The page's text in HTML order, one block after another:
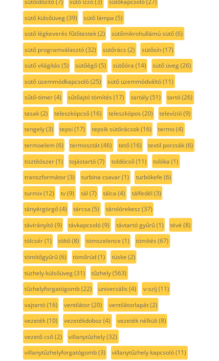
sütőidőzítő(7) sütő izzó(3) sütőkapcsoló(27)
sütő külsőüveg(39) sütő lámpa (5)
sütő légkeverés fűtőtestek(2) sütőmikrohullámú sütő(6)
sütő programválasztó(32) sütőrács (2) sütősín(17)
sütő világítás (5) sütőégő(5) sütőóra (14) sütő üveg(26)
sütő üzemmódkapcsoló(25) sütő üzemmódváltó(11)
sűtő-timer(4) sűtőajtó tömítés (17) tartály(51) tartó(26)
tasak(2) teleszkópcső(16) teleszkópos (20) televízió(9)
tengely(3) tepsi (17) tepsik sütőrácsok(16) termo(4)
termoelem(6) termosztát(46) tető(16) textil porzsák(6)
tisztítószer(1) tojástartó(7) toldócső(11) tolóka (1)
transzformátor(3) turbina csavar(1) turbókefe (6)
turmix(12) tv(9) tál (7) tálca (4) tálfedél (3)
tányérgörgő(4) tárcsa (5) tárolórekesz (37)
távirányító(9) távkapcsoló(9) távtartó gyűrű(1) tévé (8)
tölcsér(1) töltő(8) tömszelence (1) tömítés (67)
tömítőgyűrű(6) tömőrúd(1) tüske (2)
tüzhely külsőüveg(31) tűzhely(563)
tűzhelyforgatógomb(22) univerzális (4) v-szíj (11)
vajtartó(16) ventilátor(20) ventilátorlapát(2)
vezeték(10) vezetékdoboz (4) vezeték nélküli (8)
vezető cső(2) villanytűzhely(32)
villanytűzhelyforgatógomb(3) villanytűzhely kapcsoló(11)